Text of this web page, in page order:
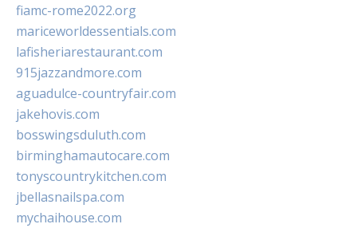
fiamc-rome2022.org
mariceworldessentials.com
lafisheriarestaurant.com
915jazzandmore.com
aguadulce-countryfair.com
jakehovis.com
bosswingsduluth.com
birminghamautocare.com
tonyscountrykitchen.com
jbellasnailspa.com
mychaihouse.com